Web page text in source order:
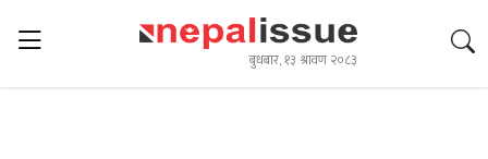
बुधबार, १३ श्रावण २०८३